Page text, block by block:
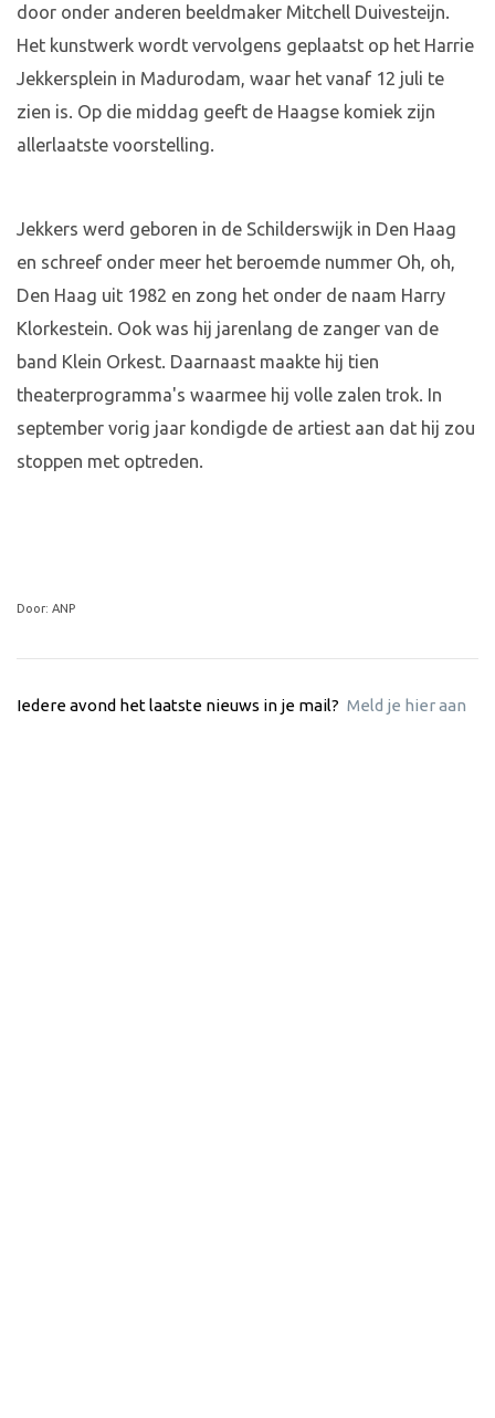
door onder anderen beeldmaker Mitchell Duivesteijn.
Het kunstwerk wordt vervolgens geplaatst op het Harrie
Jekkersplein in Madurodam, waar het vanaf 12 juli te
zien is. Op die middag geeft de Haagse komiek zijn
allerlaatste voorstelling.
Jekkers werd geboren in de Schilderswijk in Den Haag
en schreef onder meer het beroemde nummer Oh, oh,
Den Haag uit 1982 en zong het onder de naam Harry
Klorkestein. Ook was hij jarenlang de zanger van de
band Klein Orkest. Daarnaast maakte hij tien
theaterprogramma's waarmee hij volle zalen trok. In
september vorig jaar kondigde de artiest aan dat hij zou
stoppen met optreden.
Door: ANP
Iedere avond het laatste nieuws in je mail? Meld je hier aan